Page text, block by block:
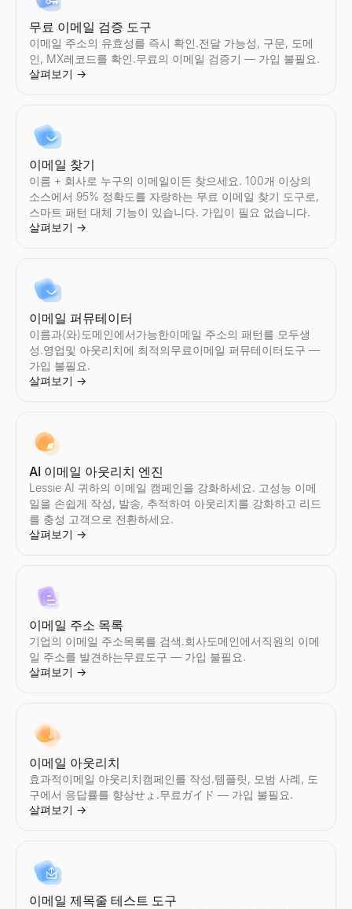
Instagram 가격 계산기
Instagram인플루언서의 스폰서 게시물당의 요금를 견적.참여율,
살펴보기→
Instagram 크리에이터 찾기
국가 및 니치별로 Instagram인플루언서를 발견.업계, 위치, 참여
살펴보기→
살펴보기
TikTok 크리에이터 찾기
국가 및 니치별로 TikTok인플루언서를 발견.업계, 위치, 참여 지
살펴보기→
TikTok 인플루언서 비교
모든 2명의 TikTok인플루언서를 나란히 비교 — 참여율, 팔로워
살펴보기→
YouTube 크리에이터 찾기
국가 및 니치별로 YouTube인플루언서를 발견.업계, 위치, 참여
살펴보기→
YouTube 인플루언서 비교
모든 2명의 YouTube인플루언서를 나란히 비교 — 참여율, 구독
살펴보기→
Twitter/X 감사
모든 Twitter/X계정를 즉시 감사.참여율, 평균좋아요 수, 리포스
살펴보기→
Twitter/X 크리에이터 찾기
국가 및 니치별로 Twitter/X인플루언서를 발견.업계, 위치, 참여
살펴보기→
살펴보기
LinkedIn 요약 생성기
무료 AI LinkedIn 요약 생성기. 역할과 기술을 입력하면 몇 초 만
살펴보기→
무료 이메일 검증 도구
이메일 주소의 유효성를 즉시 확인.전달 가능성, 구문, 도메
인, MX레코드를 확인.무료의 이메일 검증기 — 가입 불필요.
살펴보기 →
이메일 찾기
이름 + 회사로 누구의 이메일이든 찾으세요. 100개 이상의
소스에서 95% 정확도를 자랑하는 무료 이메일 찾기 도구로,
스마트 패턴 대체 기능이 있습니다. 가입이 필요 없습니다.
살펴보기 →
이메일 퍼뮤테이터
이름과(와)도메인에서가능한이메일 주소의 패턴를 모두생
성.영업및 아웃리치에 최적의무료이메일 퍼뮤테이터도구 —
가입 불필요.
살펴보기 →
AI 이메일 아웃리치 엔진
Lessie AI 귀하의 이메일 캠페인을 강화하세요. 고성능 이메
일을 손쉽게 작성, 발송, 추적하여 아웃리치를 강화하고 리드
를 충성 고객으로 전환하세요.
살펴보기 →
이메일 주소 목록
기업의 이메일 주소목록를 검색.회사도메인에서직원의 이메
일 주소를 발견하는무료도구 — 가입 불필요.
살펴보기 →
이메일 아웃리치
효과적이메일 아웃리치캠페인를 작성.템플릿, 모범 사례, 도
구에서 응답률를 향상せょ.무료ガイド — 가입 불필요.
살펴보기 →
이메일 제목줄 테스트 도구